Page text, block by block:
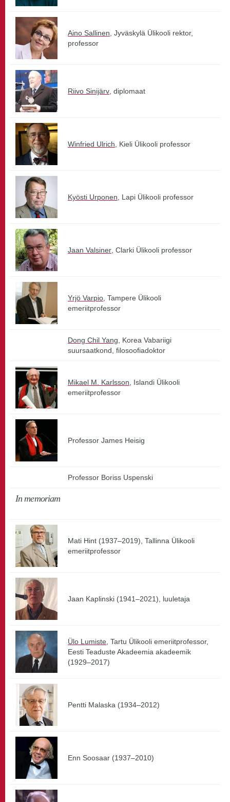
Aino Sallinen , Jyväskylä Ülikooli rektor,
professor
Riivo Sinijärv , diplomaat
Winfried Ulrich , Kieli Ülikooli professor
Kyösti Urponen , Lapi Ülikooli professor
Jaan Valsiner , Clarki Ülikooli professor
Yrjö Varpio , Tampere Ülikooli
emeriitprofessor
Dong Chil Yang , Korea Vabariigi
suursaatkond, filosoofiadoktor
Mikael M. Karlsson , Islandi Ülikooli
emeriitprofessor
Professor James Heisig
Professor Boriss Uspenski
In memoriam
Mati Hint (1937–2019), Tallinna Ülikooli
emeriitprofessor
Jaan Kaplinski (1941–2021), luuletaja
Ülo Lumiste , Tartu Ülikooli emeriitprofessor,
Eesti Teaduste Akadeemia akadeemik
(1929–2017)
Pentti Malaska (1934–2012)
Enn Soosaar (1937–2010)